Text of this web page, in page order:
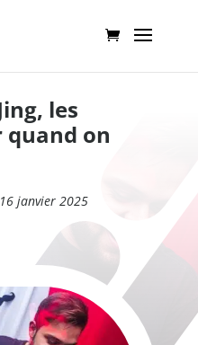
les
on
janvier 2025